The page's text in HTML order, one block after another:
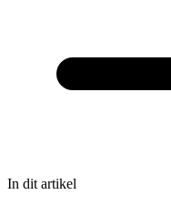
In dit artikel